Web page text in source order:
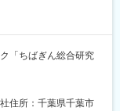
ます。組織全体では
進め方を学んでもら
。
繋がっており、リア
できるので、お客様
「ちばぎん総合研究
供する仕事です。
住所：千葉県千葉市